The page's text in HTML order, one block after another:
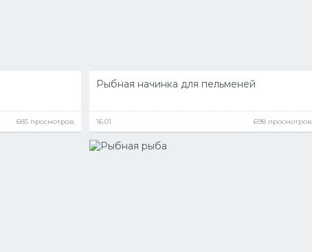
685 просмотров
Рыбная начинка для пельменей
16.01 698 просмотров